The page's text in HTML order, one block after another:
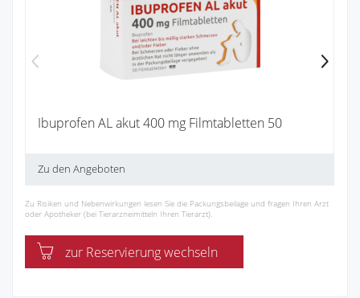
Ibuprofen AL akut 400 mg Filmtabletten 50
Zu den Angeboten
Zu Risiken und Nebenwirkungen lesen Sie die Packungsbeilage und fragen Ihren Arzt
oder Apotheker (bei Tierarzneimitteln Ihren Tierarzt).
zur Reservierung wechseln